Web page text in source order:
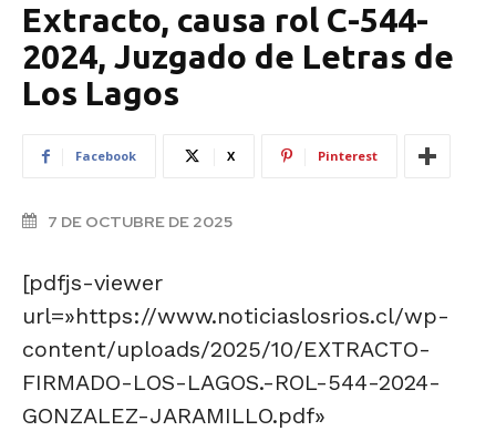
Extracto, causa rol C-544-
2024, Juzgado de Letras de
Los Lagos
Facebook X Pinterest
7 DE OCTUBRE DE 2025
[pdfjs-viewer
url=»https://www.noticiaslosrios.cl/wp-
content/uploads/2025/10/EXTRACTO-
FIRMADO-LOS-LAGOS.-ROL-544-2024-
GONZALEZ-JARAMILLO.pdf»